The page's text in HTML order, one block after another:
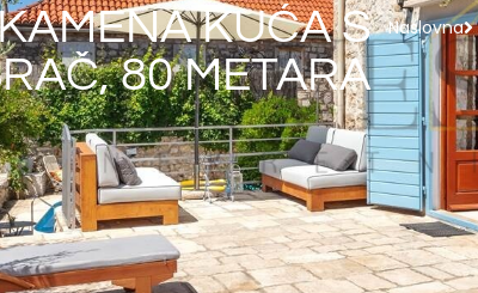
KUĆA S
80 METARA
Naslovna